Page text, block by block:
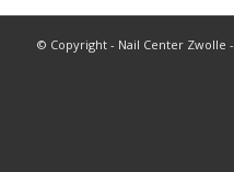
© Copyright - Nail Center Zwolle -